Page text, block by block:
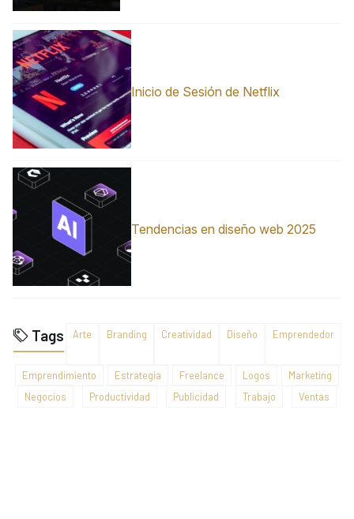
Inicio de Sesión de Netflix
Tendencias en diseño web 2025
Tags Arte Branding Creatividad Diseño Emprendedor
Emprendimiento Estrategia Freelance Logos
Marketing
Negocios
Productividad Publicidad Trabajo Ventas